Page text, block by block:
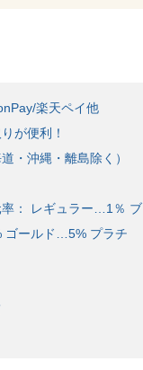
楽天ペイ他
が便利！
・沖縄・離島除く）
： レギュラー…1％ ブ
ールド…5% プラチ